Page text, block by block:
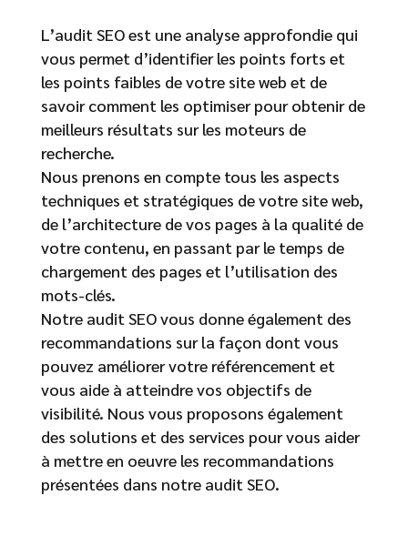
L’audit SEO est une analyse approfondie qui
vous permet d’identifier les points forts et
les points faibles de votre site web et de
savoir comment les optimiser pour obtenir de
meilleurs résultats sur les moteurs de
recherche.
Nous prenons en compte tous les aspects
techniques et stratégiques de votre site web,
de l’architecture de vos pages à la qualité de
votre contenu, en passant par le temps de
chargement des pages et l’utilisation des
mots-clés.
Notre audit SEO vous donne également des
recommandations sur la façon dont vous
pouvez améliorer votre référencement et
vous aide à atteindre vos objectifs de
visibilité. Nous vous proposons également
des solutions et des services pour vous aider
à mettre en oeuvre les recommandations
présentées dans notre audit SEO.